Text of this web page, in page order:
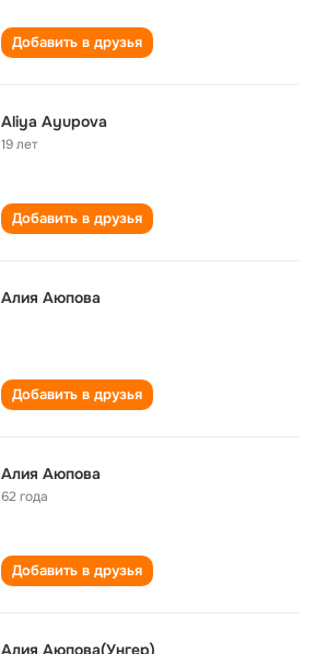
Добавить в друзья
Aliya Ayupova
19 лет
Добавить в друзья
Алия Аюпова
Добавить в друзья
Алия Аюпова
62 года
Добавить в друзья
Алия Аюпова(Унгер)